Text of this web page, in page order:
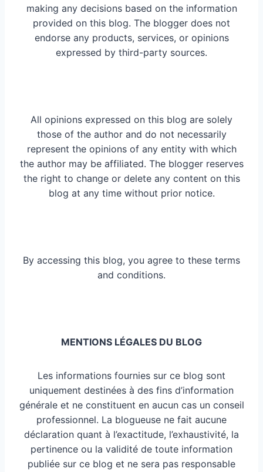
making any decisions based on the information
provided on this blog. The blogger does not
endorse any products, services, or opinions
expressed by third-party sources.
All opinions expressed on this blog are solely
those of the author and do not necessarily
represent the opinions of any entity with which
the author may be affiliated. The blogger reserves
the right to change or delete any content on this
blog at any time without prior notice.
By accessing this blog, you agree to these terms
and conditions.
MENTIONS LÉGALES DU BLOG
Les informations fournies sur ce blog sont
uniquement destinées à des fins d’information
générale et ne constituent en aucun cas un conseil
professionnel. La blogueuse ne fait aucune
déclaration quant à l’exactitude, l’exhaustivité, la
pertinence ou la validité de toute information
publiée sur ce blog et ne sera pas responsable